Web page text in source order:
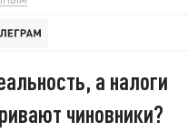
а налоги
чиновники?